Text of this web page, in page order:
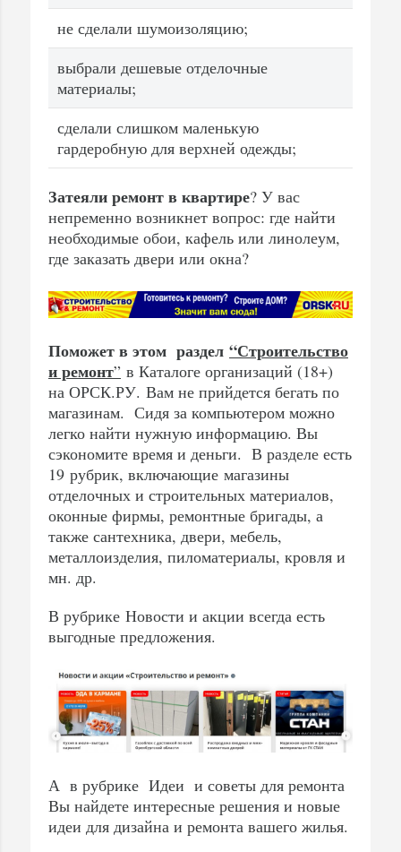
не сделали шумоизоляцию;
выбрали дешевые отделочные
материалы;
сделали слишком маленькую
гардеробную для верхней одежды;
Затеяли ремонт в квартире? У вас
непременно возникнет вопрос: где найти
необходимые обои, кафель или линолеум,
где заказать двери или окна?
Поможет в этом раздел “Строительство
и ремонт” в Каталоге организаций (18+)
на ОРСК.РУ. Вам не прийдется бегать по
магазинам. Сидя за компьютером можно
легко найти нужную информацию. Вы
сэкономите время и деньги. В разделе есть
19 рубрик, включающие магазины
отделочных и строительных материалов,
оконные фирмы, ремонтные бригады, а
также сантехника, двери, мебель,
металлоизделия, пиломатериалы, кровля и
мн. др.
В рубрике Новости и акции всегда есть
выгодные предложения.
А в рубрике Идеи и советы для ремонта
Вы найдете интересные решения и новые
идеи для дизайна и ремонта вашего жилья.